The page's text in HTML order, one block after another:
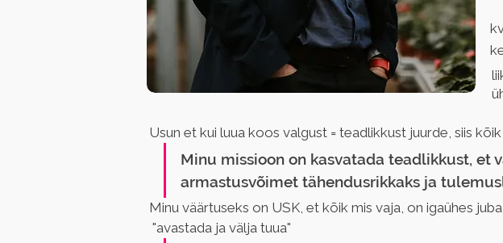
Usun et kui luua koos valgust = teadlikkust juurde, siis
Minu missioon on kasvatada teadlikkust, et
armastusvõimet tähendusrikkaks ja
Minu väärtuseks on USK, et kõik mis vaja, on igaühes
"avastada ja välja tuua"